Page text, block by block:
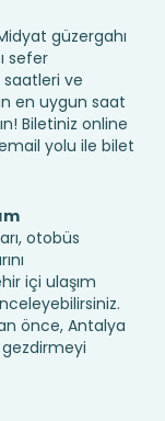
güzergahı
sefer
ve
en uygun saat
Biletiniz online
yolu ile bilet
otobüs
içi ulaşım
önce, Antalya